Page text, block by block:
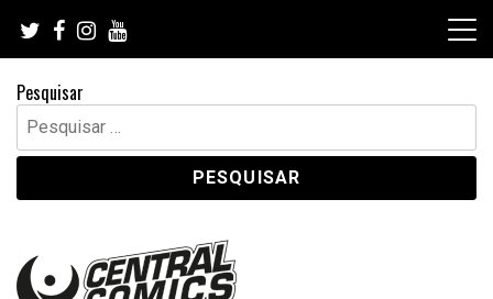
content
Pesquisar
Pesquisar
por: